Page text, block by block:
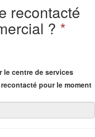
recontacté
? *
le centre de services
pour le moment